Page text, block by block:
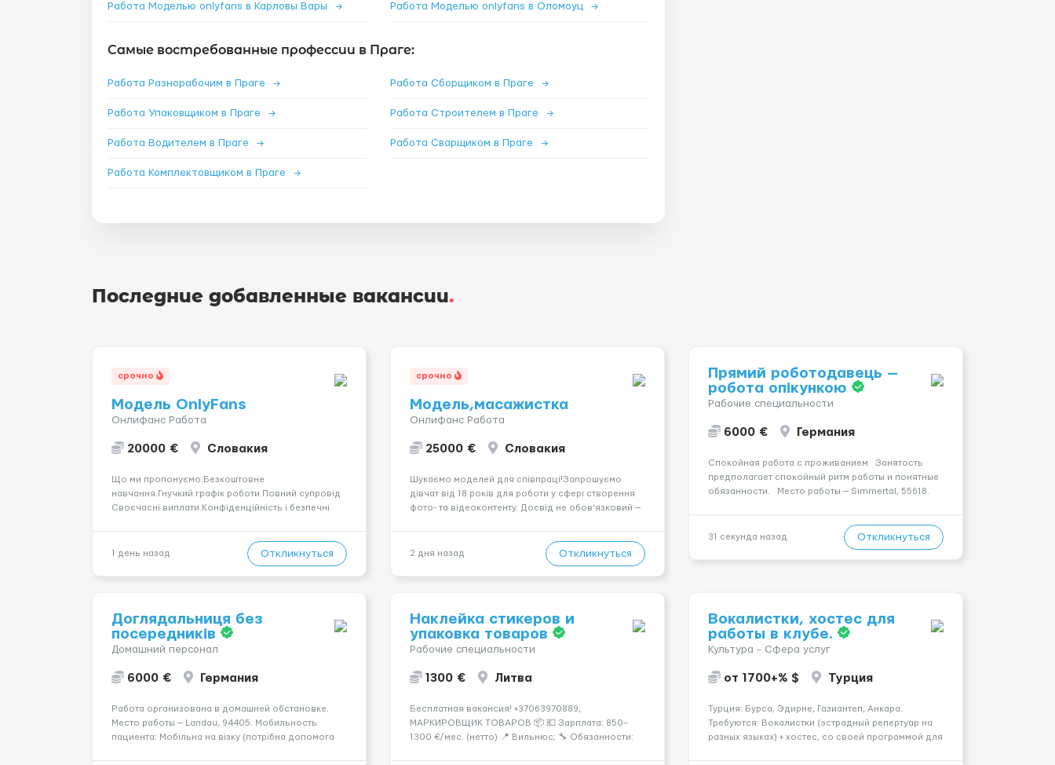
Работа Моделью onlyfans в Карловы Вары → Работа Моделью onlyfans в Оломоуц →
Самые востребованные профессии в Праге:
Работа Разнорабочим в Праге → Работа Сборщиком в Праге →
Работа Упаковщиком в Праге → Работа Строителем в Праге →
Работа Водителем в Праге → Работа Сварщиком в Праге →
Работа Комплектовщиком в Праге →
Последние добавленные вакансии.
срочно
Модель OnlyFans
Онлифанс Работа
20000 € Словакия
Що ми пропонуємо:Безкоштовне
навчання.Гнучкий графік роботи.Повний супровід
Своєчасні виплати.Конфіденційність і безпечні
розвиватися.Досвід не обов’язковий.Якщо вас
зацікавила вакансія — залишайте відгук, і ми
зв’яжемося ...
1 день назад Откликнуться
срочно
Модель,масажистка
Онлифанс Работа
25000 € Словакия
Шукаємо моделей для співпраці!Запрошуємо
дівчат від 18 років для роботи у сфері створення
фото- та відеоконтенту. Досвід не обов’язковий —
конфіденційність і професійну підтримку.
Працюємо офіційно, поважаємо особ...
2 дня назад Откликнуться
Прямий роботодавець —
робота опікункою
Рабочие специальности
6000 € Германия
Спокойная работа с проживанием Занятость
предполагает спокойный ритм работы и понятные
обязанности. Место работы — Simmertal, 55618.
пациента: Мобільний на візку (повністю залежний
31 секунда назад Откликнуться
Доглядальниця без
посередників
Домашний персонал
6000 € Германия
Работа организована в домашней обстановке.
Место работы — Landau, 94405. Мобильность
пациента: Мобільна на візку (потрібна допомога
Наклейка стикеров и
упаковка товаров
Рабочие специальности
1300 € Литва
Бесплатная вакансия! +37063970889,
МАРКИРОВЩИК ТОВАРОВ 📦 💶 Зарплата: 850–
1300 €/мес. (нетто) 📍 Вильнюс; 🔧 Обязанности:
Вокалистки, хостес для
работы в клубе.
Культура - Сфера услуг
от 1700+% $ Турция
Турция: Бурса, Эдирне, Газиантеп, Анкара.
Требуются: Вокалистки (эстрадный репертуар на
разных языках) + хостеc, со своей программой для